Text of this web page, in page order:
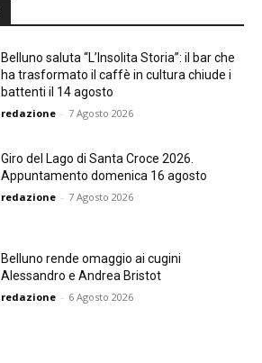
Belluno saluta “L’Insolita Storia”: il bar che
ha trasformato il caffè in cultura chiude i
battenti il 14 agosto
redazione - 7 Agosto 2026
Giro del Lago di Santa Croce 2026.
Appuntamento domenica 16 agosto
redazione - 7 Agosto 2026
Belluno rende omaggio ai cugini
Alessandro e Andrea Bristot
redazione - 6 Agosto 2026